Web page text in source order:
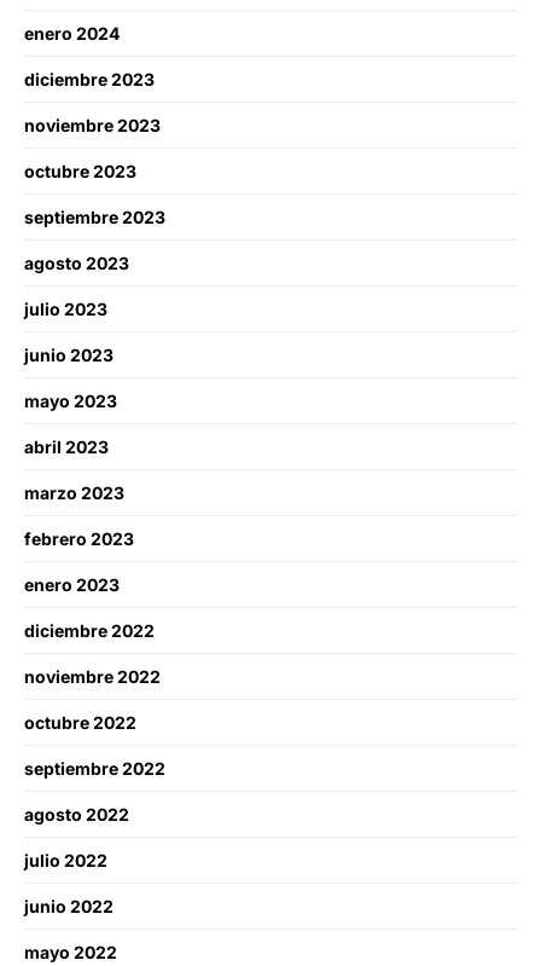
enero 2024
diciembre 2023
noviembre 2023
octubre 2023
septiembre 2023
agosto 2023
julio 2023
junio 2023
mayo 2023
abril 2023
marzo 2023
febrero 2023
enero 2023
diciembre 2022
noviembre 2022
octubre 2022
septiembre 2022
agosto 2022
julio 2022
junio 2022
mayo 2022